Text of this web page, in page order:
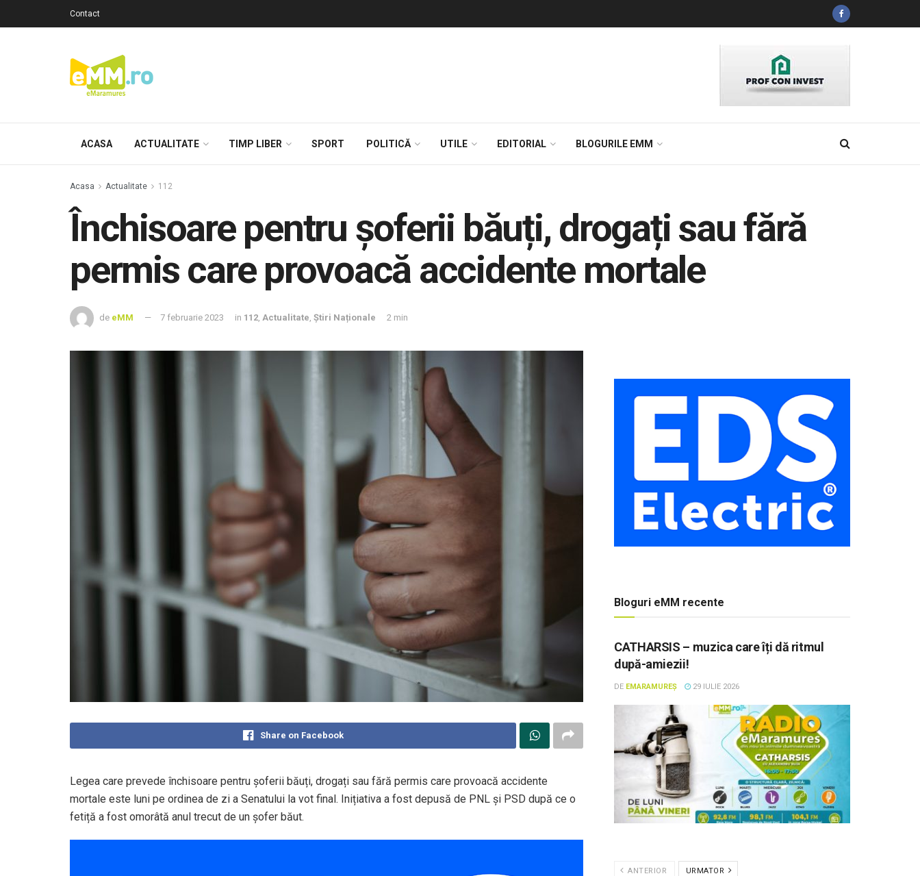
Contact
ACASA ACTUALITATE TIMP LIBER SPORT POLITICĂ UTILE EDITORIAL BLOGURILE EMM
Acasa Actualitate 112
Închisoare pentru șoferii băuți, drogați sau fără
permis care provoacă accidente mortale
de eMM 7 februarie 2023 in 112, Actualitate, Știri Naționale 2 min
Share on Facebook
Legea care prevede închisoare pentru șoferii băuți, drogați sau fără permis care provoacă accidente
mortale este luni pe ordinea de zi a Senatului la vot final. Inițiativa a fost depusă de PNL și PSD după ce o
fetiță a fost omorâtă anul trecut de un șofer băut.
Bloguri eMM recente
CATHARSIS – muzica care îți dă ritmul
după-amiezii!
DE EMARAMUREȘ 29 IULIE 2026
ANTERIOR URMATOR